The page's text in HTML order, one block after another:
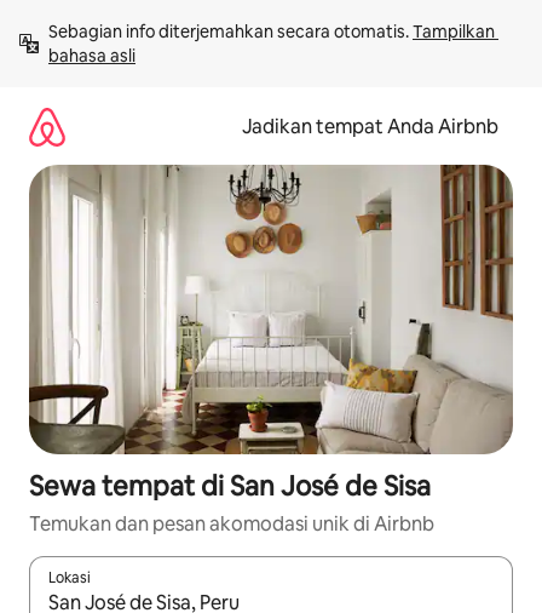
langsung
lihat
Sebagian info diterjemahkan secara otomatis. Tampilkan
bahasa asli
Jadikan tempat Anda Airbnb
Sewa tempat di San José de Sisa
Temukan dan pesan akomodasi unik di Airbnb
Lokasi
Jika hasil yang dicari tersedia, telusuri dengan tombol panah